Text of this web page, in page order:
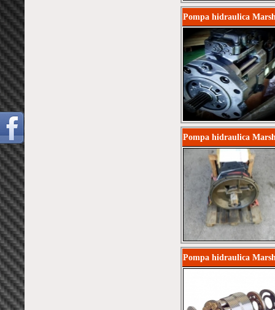
Pompa hidraulica
Pompa hidraulica
Pompa hidraulica